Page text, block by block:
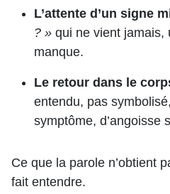
L’attente d’un signe
? » qui ne vient jamais,
manque.
Le retour dans le
entendu, pas
symptôme, d’angoisse
Ce que la parole n’obtient
fait entendre.